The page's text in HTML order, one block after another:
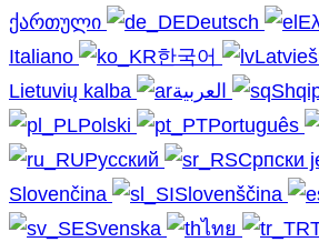
ქართული
Deutsch
Italiano
한국어
Lietuvių kalba
Polski
Português
Русский
Српски
Slovenčina
Slovenščina
Svenska
ไทย